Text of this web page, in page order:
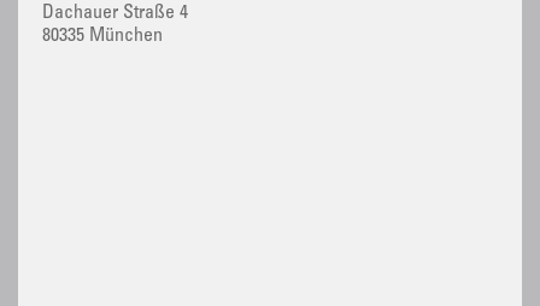
Dachauer Straße 4
80335 München